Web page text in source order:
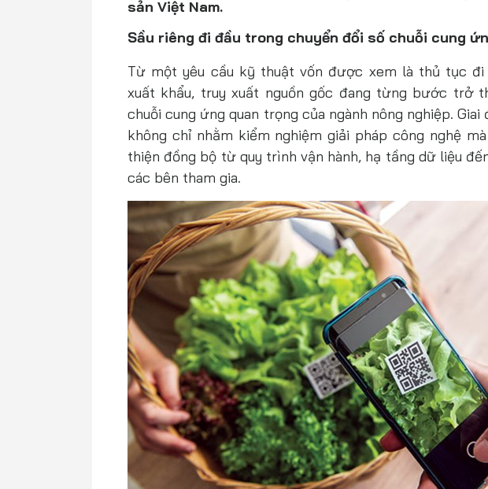
sản Việt Nam.
Sầu riêng đi đầu trong chuyển đổi số chuỗi cung
Từ một yêu cầu kỹ thuật vốn được xem là thủ tục
xuất khẩu, truy xuất nguồn gốc đang từng bước trở
chuỗi cung ứng quan trọng của ngành nông nghiệp.
không chỉ nhằm kiểm nghiệm giải pháp công nghệ
thiện đồng bộ từ quy trình vận hành, hạ tầng dữ liệu
các bên tham gia.